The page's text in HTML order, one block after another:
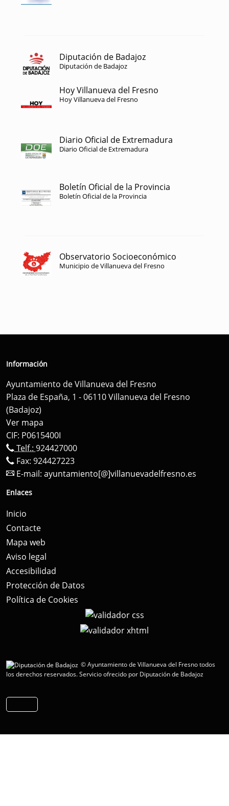
Diputación de Badajoz
Diputación de Badajoz
Hoy Villanueva del Fresno
Hoy Villanueva del Fresno
Diario Oficial de Extremadura
Diario Oficial de Extremadura
Boletín Oficial de la Provincia
Boletín Oficial de la Provincia
Observatorio Socioeconómico
Municipio de Villanueva del Fresno
Información
Ayuntamiento de Villanueva del Fresno
Plaza de España, 1 - 06110 Villanueva del Fresno
(Badajoz)
Ver mapa
CIF: P0615400I
Telf.: 924427000
Fax: 924427223
E-mail: ayuntamiento[@]villanuevadelfresno.es
Enlaces
Inicio
Contacte
Mapa web
Aviso legal
Accesibilidad
Protección de Datos
Política de Cookies
© Ayuntamiento de Villanueva del Fresno todos
los derechos reservados.Servicio ofrecido por Diputación de Badajoz